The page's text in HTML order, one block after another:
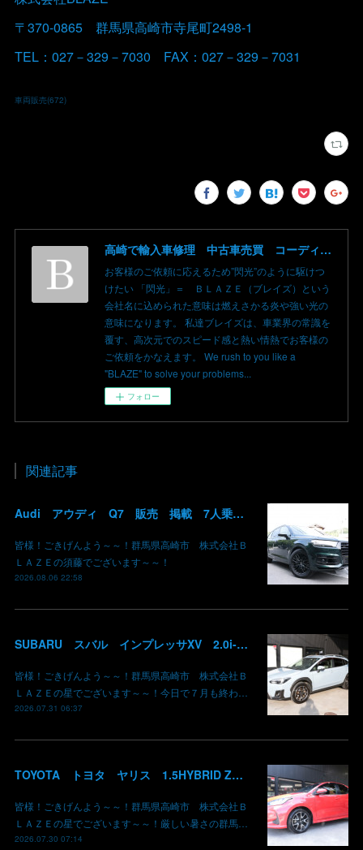
〒370-0865 群馬県高崎市寺尾町2498-1
TEL：027－329－7030 FAX：027－329－7031
車両販売(672)
高崎で輸入車修理 中古車売買 コーディングならBLAZE（ブレイズ）へ│BLAZE Total Car Support & Modify in Takasaki Gunma
お客様のご依頼に応えるため”閃光”のように駆けつ
けたい 「閃光」＝ ＢＬＡＺＥ（ブレイズ）という
会社名に込められた意味は燃えさかる炎や強い光の
意味になります。 私達ブレイズは、車業界の常識を
覆す、高次元でのスピード感と熱い情熱でお客様の
ご依頼をかなえます。 We rush to you like a
"BLAZE" to solve your problems...
フォロー
関連記事
Audi アウディ Q7 販売 掲載 7人乗り リアモニター サンルーフ 車検整備2年付き 群馬 高崎
皆様！ごきげんよう～～！群馬県高崎市 株式会社Ｂ
ＬＡＺＥの須藤でございます～～！
2026.08.06 22:58
SUBARU スバル インプレッサXV 2.0i-L EyeSight AWD 御納車 GT7 群馬県高崎市 株式会社BLAZE
皆様！ごきげんよう～～！群馬県高崎市 株式会社Ｂ
ＬＡＺＥの星でございます～～！今日で７月も終わ…
2026.07.31 06:37
TOYOTA トヨタ ヤリス 1.5HYBRID Z 御納車 MXPH10 コーラルクリスタルシャイン 3U7 群馬県高崎市 株式会社BLAZE
皆様！ごきげんよう～～！群馬県高崎市 株式会社Ｂ
ＬＡＺＥの星でございます～～！厳しい暑さの群馬…
2026.07.30 07:14